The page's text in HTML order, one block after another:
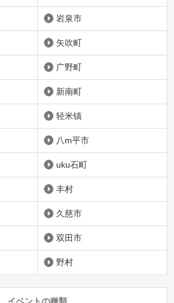
岩泉市
矢吹町
广野町
新南町
轻米镇
八m平市
uku石町
丰村
久慈市
双田市
野村